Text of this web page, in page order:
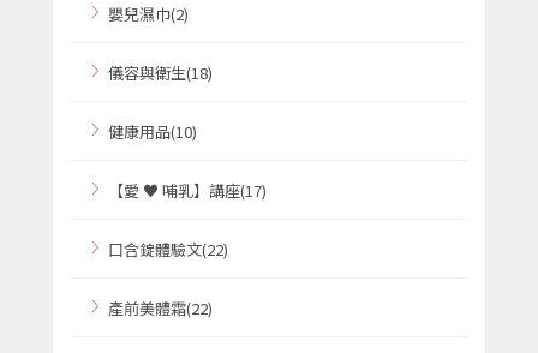
嬰兒濕巾(2)
儀容與衛生(18)
健康用品(10)
【愛 ♥ 哺乳】講座(17)
口含錠體驗文(22)
產前美體霜(22)